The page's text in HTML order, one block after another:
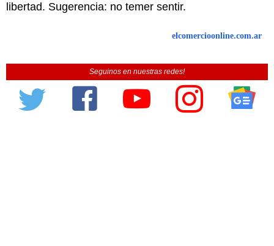
libertad. Sugerencia: no temer sentir.
elcomercioonline.com.ar
Seguinos en nuestras redes!